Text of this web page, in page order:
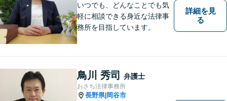
いつでも、どんなことでも気
軽に相談できる身近な法律事
務所を目指しています。
詳細を見
る
鳥川 秀司 弁護士
おさち法律事務所
長野県| 岡谷市